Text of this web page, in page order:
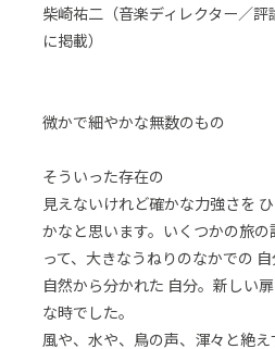
柴崎祐二（音楽ディレクター／
に掲載）
微かで細やかな無数のもの
そういった存在の
見えないけれど確かな力強さを
かなと思います。いくつかの旅
って、大きなうねりのなかでの 自
自然から分かれた 自分。新しい
な時でした。
風や、水や、鳥の声、渾々と絶